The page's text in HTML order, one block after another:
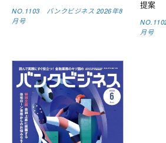
NO.1103 バンクビジネス 2026年8
月号
提案
月号